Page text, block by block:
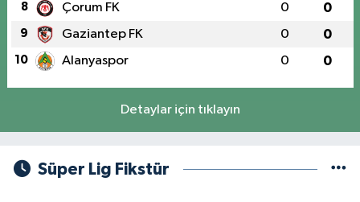
8 Çorum FK 0 0
9 Gaziantep FK 0 0
10 Alanyaspor 0 0
Detaylar için tıklayın
Süper Lig Fikstür